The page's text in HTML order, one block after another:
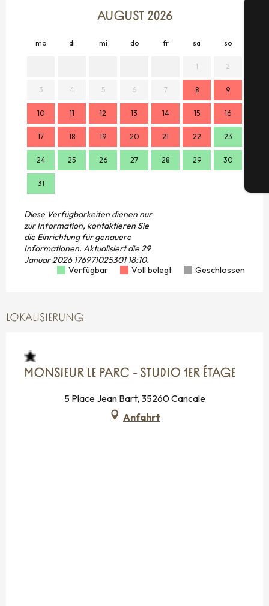
AUGUST 2026
mo di mi do fr sa so
1 2
3 4 5 6 7 8 9
10 11 12 13 14 15 16
17 18 19 20 21 22 23
24 25 26 27 28 29 30
31
Diese Verfügbarkeiten dienen nur
zur Information, kontaktieren Sie
die Einrichtung für genauere
Informationen. Aktualisiert die29
Januar 2026 176971025301 18:10.
Verfügbar
Voll belegt Geschlossen
LOKALISIERUNG
MONSIEUR LE PARC - STUDIO 1ER ÉTAGE
5 Place Jean Bart, 35260 Cancale
Anfahrt